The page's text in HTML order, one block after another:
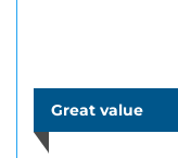
Great value